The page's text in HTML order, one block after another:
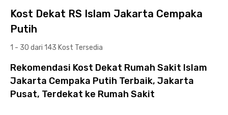
Kost Dekat RS Islam Jakarta Cempaka
Putih
1 - 30 dari 143 Kost Tersedia
Rekomendasi Kost Dekat Rumah Sakit Islam
Jakarta Cempaka Putih Terbaik, Jakarta
Pusat, Terdekat ke Rumah Sakit